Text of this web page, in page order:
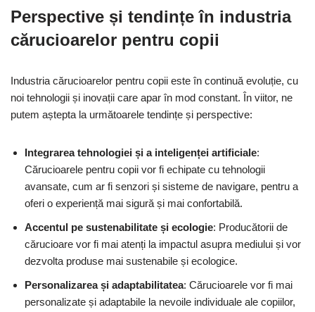
Perspective și tendințe în industria
cărucioarelor pentru copii
Industria cărucioarelor pentru copii este în continuă evoluție, cu
noi tehnologii și inovații care apar în mod constant. În viitor, ne
putem aștepta la următoarele tendințe și perspective:
Integrarea tehnologiei și a inteligenței artificiale:
Cărucioarele pentru copii vor fi echipate cu tehnologii
avansate, cum ar fi senzori și sisteme de navigare, pentru a
oferi o experiență mai sigură și mai confortabilă.
Accentul pe sustenabilitate și ecologie: Producătorii de
cărucioare vor fi mai atenți la impactul asupra mediului și vor
dezvolta produse mai sustenabile și ecologice.
Personalizarea și adaptabilitatea: Cărucioarele vor fi mai
personalizate și adaptabile la nevoile individuale ale copiilor,